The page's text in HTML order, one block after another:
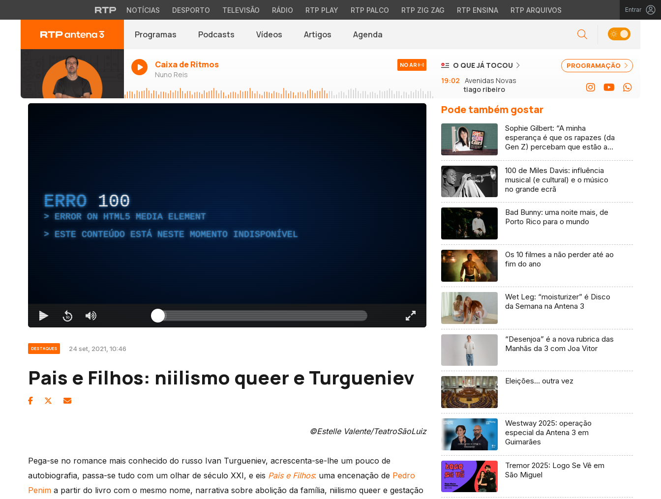
NOTÍCIAS DESPORTO TELEVISÃO RÁDIO RTP PLAY RTP PALCO RTP ZIG ZAG RTP ENSINA RTP ARQUIVOS Entrar
Programas Podcasts Vídeos Artigos Agenda
Caixa de Ritmos
Nuno Reis
NO AR PROGRAMAÇÃO
O QUE JÁ TOCOU
19:02 Avenidas Novas
tiago ribeiro
ERRO 100
ERROR ON HTML5 MEDIA ELEMENT
ESTE CONTEÚDO ESTÁ NESTE MOMENTO INDISPONÍVEL
DESTAQUES 24 set, 2021, 10:46
Pais e Filhos: niilismo queer e Turgueniev
©Estelle Valente/TeatroSãoLuiz
Pega-se no romance mais conhecido do russo Ivan Turgueniev, acrescenta-se-lhe um pouco de
autobiografia, passa-se tudo com um olhar de século XXI, e eis Pais e Filhos: uma encenação de Pedro
Penim a partir do livro com o mesmo nome, narrativa sobre abolição da família, niilismo queer e gestação
Pode também gostar
Sophie Gilbert: “A minha
esperança é que os rapazes (da
Gen Z) percebam que estão a
100 de Miles Davis: influência
musical (e cultural) e o músico
no grande ecrã
Bad Bunny: uma noite mais, de
Porto Rico para o mundo
Os 10 filmes a não perder até ao
fim do ano
Wet Leg: “moisturizer” é Disco
da Semana na Antena 3
“Desenjoa” é a nova rubrica das
Manhãs da 3 com Joa Vitor
Eleições… outra vez
Westway 2025: operação
especial da Antena 3 em
Guimarães
Tremor 2025: Logo Se Vê em
São Miguel